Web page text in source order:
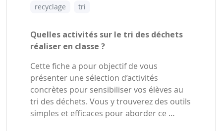
recyclage
tri
Quelles activités sur le tri des déchets
réaliser en classe ?
Cette fiche a pour objectif de vous
présenter une sélection d’activités
concrètes pour sensibiliser vos élèves au
tri des déchets. Vous y trouverez des outils
simples et efficaces pour aborder ce …